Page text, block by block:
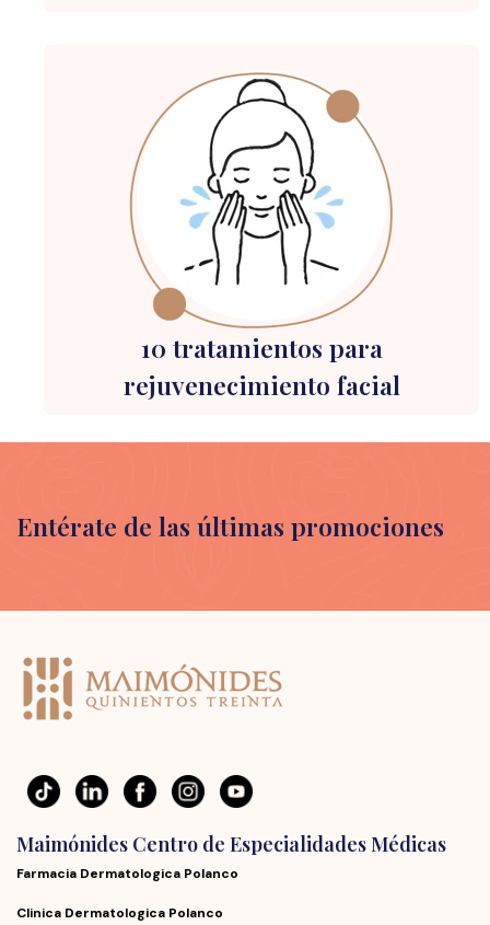
10 tratamientos para
rejuvenecimiento facial
Entérate de las últimas promociones
Maimónides Centro de Especialidades Médicas
Farmacia Dermatologica Polanco
Clinica Dermatologica Polanco